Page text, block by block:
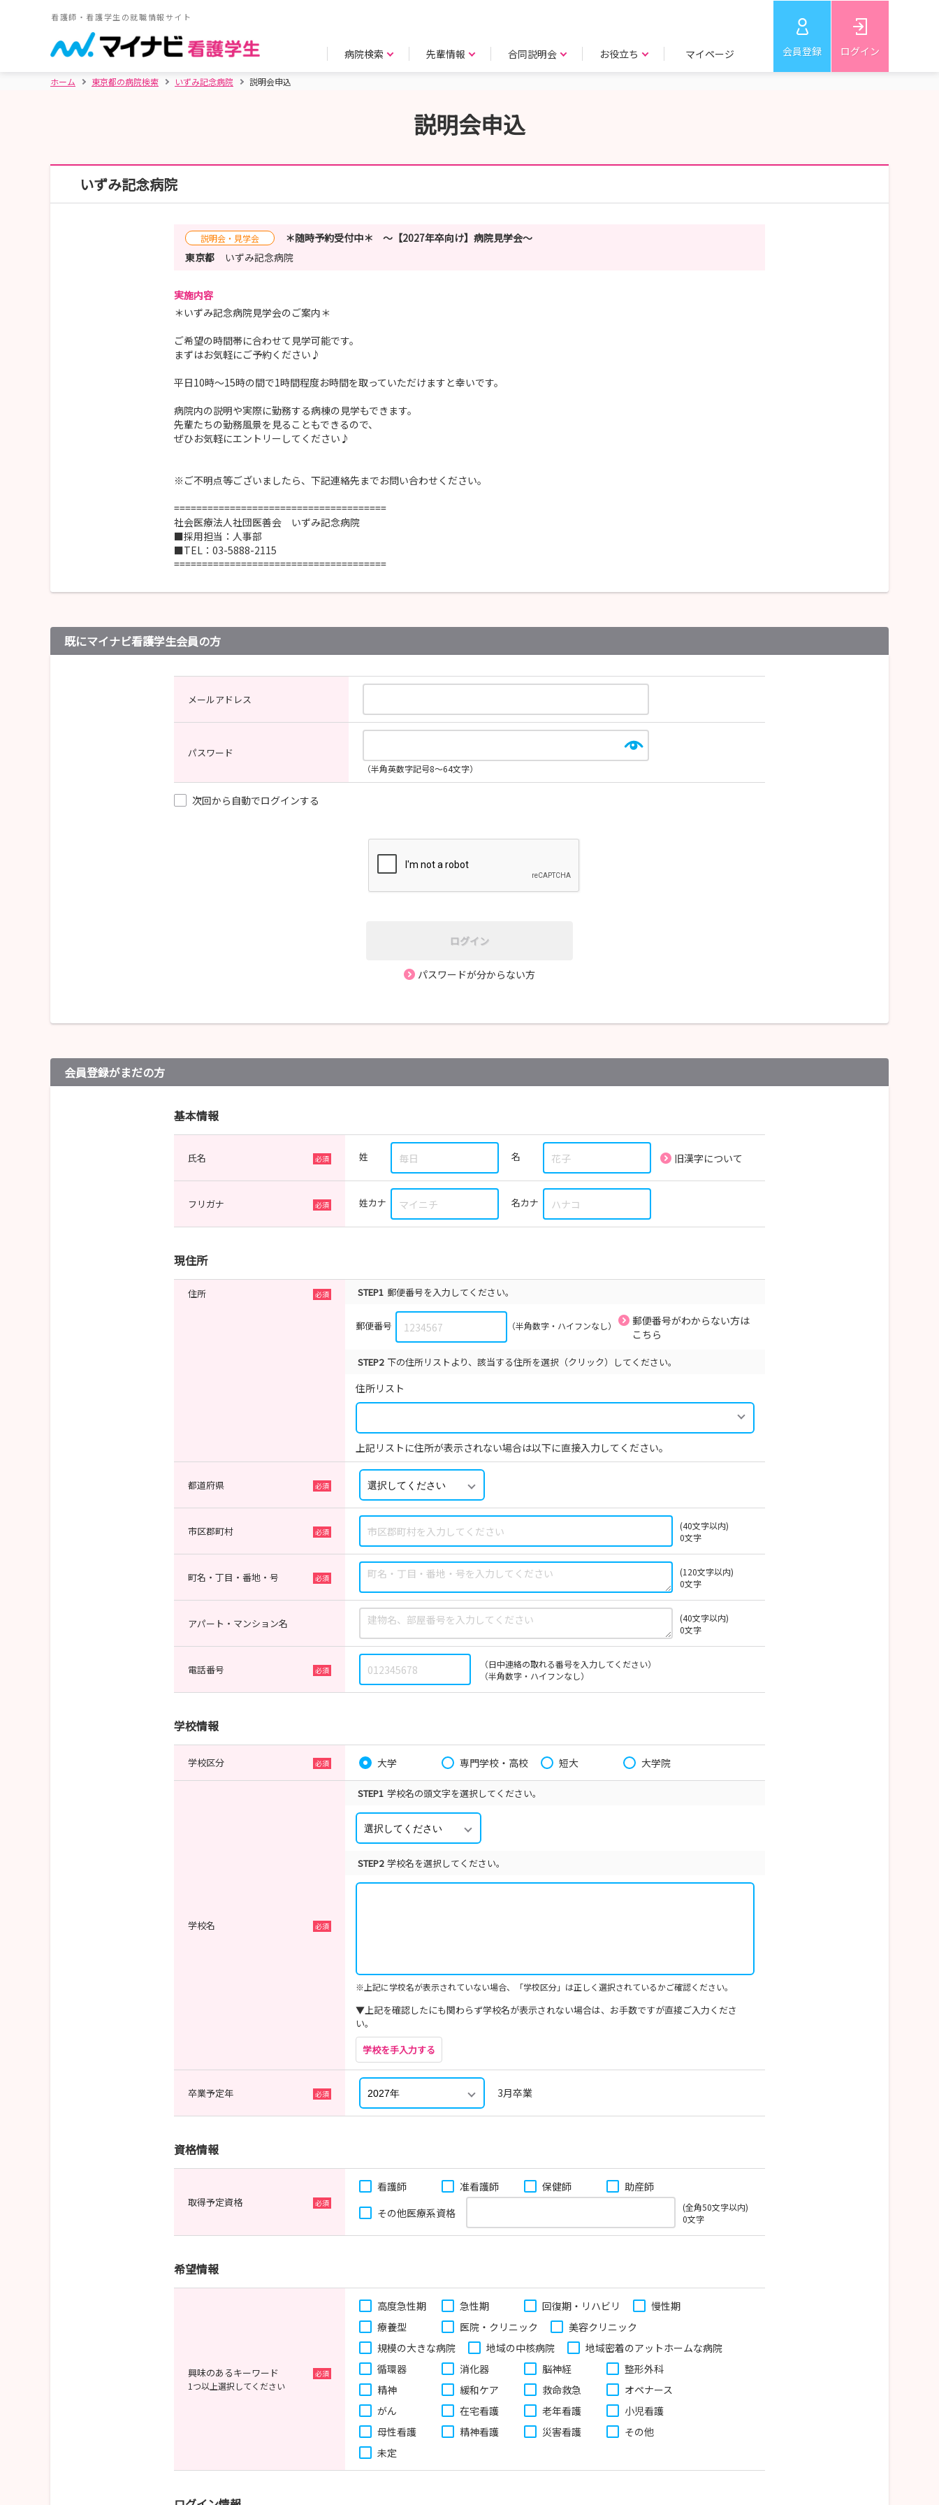
看護師・看護学生の就職情報サイト
病院検索 先輩情報 合同説明会 お役立ち マイページ 会員登録 ログイン
ホーム 東京都の病院検索 いずみ記念病院 説明会申込
説明会申込
いずみ記念病院
説明会・見学会
＊随時予約受付中＊ ～【2027年卒向け】病院見学会～
東京都
いずみ記念病院
実施内容
＊いずみ記念病院見学会のご案内＊
ご希望の時間帯に合わせて見学可能です。
まずはお気軽にご予約ください♪
平日10時～15時の間で1時間程度お時間を取っていただけますと幸いです。
病院内の説明や実際に勤務する病棟の見学もできます。
先輩たちの勤務風景を見ることもできるので、
ぜひお気軽にエントリーしてください♪
※ご不明点等ございましたら、下記連絡先までお問い合わせください。
======================================
社会医療法人社団医善会 いずみ記念病院
■採用担当：人事部
■TEL：03-5888-2115
======================================
既にマイナビ看護学生会員の方
メールアドレス
パスワード
（半角英数字記号8～64文字）
次回から自動でログインする
ログイン
パスワードが分からない方
会員登録がまだの方
基本情報
氏名 姓 名 旧漢字について
フリガナ 姓カナ 名カナ
現住所
住所 STEP1 郵便番号を入力してください。
郵便番号 （半角数字・ハイフンなし）
郵便番号がわからない方は
こちら
STEP2 下の住所リストより、該当する住所を選択（クリック）してください。
住所リスト
上記リストに住所が表示されない場合は以下に直接入力してください。
都道府県
市区郡町村
(40文字以内)
0文字
町名・丁目・番地・号
(120文字以内)
0文字
アパート・マンション名
(40文字以内)
0文字
電話番号
（日中連絡の取れる番号を入力してください）
（半角数字・ハイフンなし）
学校情報
学校区分 大学 専門学校・高校 短大 大学院
学校名
STEP1 学校名の頭文字を選択してください。
STEP2 学校名を選択してください。
※上記に学校名が表示されていない場合、「学校区分」は正しく選択されているかご確認ください。
▼上記を確認したにも関わらず学校名が表示されない場合は、お手数ですが直接ご入力くださ
い。
学校を手入力する
卒業予定年 3月卒業
資格情報
取得予定資格
看護師 准看護師 保健師
助産師
その他医療系資格
(全角50文字以内)
0文字
希望情報
興味のあるキーワード
1つ以上選択してください
高度急性期 急性期 回復期・リハビリ
慢性期
療養型
医院・クリニック
美容クリニック
規模の大きな病院
地域の中核病院
地域密着のアットホームな病院
循環器
消化器 脳神経
整形外科
精神
緩和ケア 救命救急
オペナース
がん
在宅看護 老年看護
小児看護
母性看護
精神看護 災害看護
その他
未定